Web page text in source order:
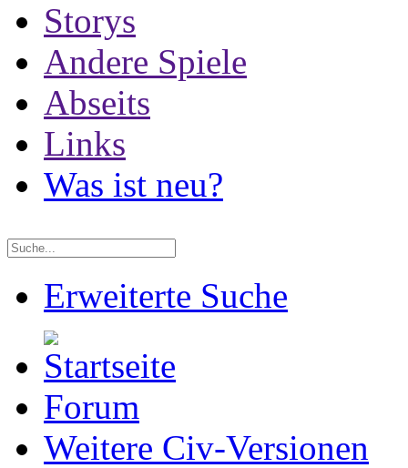
Storys
Andere Spiele
Abseits
Links
Was ist neu?
Erweiterte Suche
Forum
Weitere Civ-Versionen